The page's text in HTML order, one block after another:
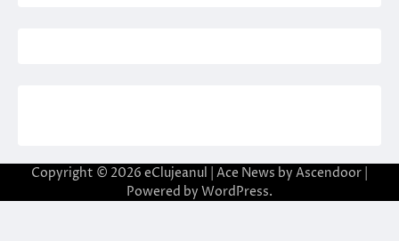
Copyright © 2026 eClujeanul | Ace News by Ascendoor
Powered by WordPress.